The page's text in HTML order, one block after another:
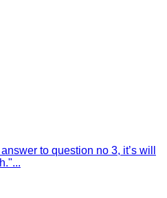
to question no 3, it’s will